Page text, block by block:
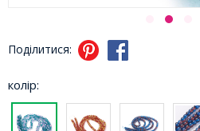
Поділитися:
колір: